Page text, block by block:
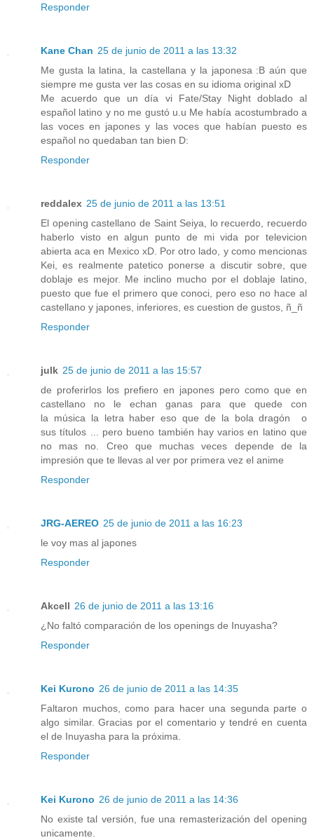
Responder
Kane Chan 25 de junio de 2011 a las 13:32
Me gusta la latina, la castellana y la japonesa :B aún que
siempre me gusta ver las cosas en su idioma original xD
Me acuerdo que un día vi Fate/Stay Night doblado al
español latino y no me gustó u.u Me había acostumbrado a
las voces en japones y las voces que habían puesto es
español no quedaban tan bien D:
Responder
reddalex 25 de junio de 2011 a las 13:51
El opening castellano de Saint Seiya, lo recuerdo, recuerdo
haberlo visto en algun punto de mi vida por televicion
abierta aca en Mexico xD. Por otro lado, y como mencionas
Kei, es realmente patetico ponerse a discutir sobre, que
doblaje es mejor. Me inclino mucho por el doblaje latino,
puesto que fue el primero que conoci, pero eso no hace al
castellano y japones, inferiores, es cuestion de gustos, ñ_ñ
Responder
julk 25 de junio de 2011 a las 15:57
de proferirlos los prefiero en japones pero como que en
castellano no le echan ganas para que quede con
la música la letra haber eso que de la bola dragón o
sus títulos ... pero bueno también hay varios en latino que
no mas no. Creo que muchas veces depende de la
impresión que te llevas al ver por primera vez el anime
Responder
JRG-AEREO 25 de junio de 2011 a las 16:23
le voy mas al japones
Responder
Akcell 26 de junio de 2011 a las 13:16
¿No faltó comparación de los openings de Inuyasha?
Responder
Kei Kurono 26 de junio de 2011 a las 14:35
Faltaron muchos, como para hacer una segunda parte o
algo similar. Gracias por el comentario y tendré en cuenta
el de Inuyasha para la próxima.
Responder
Kei Kurono 26 de junio de 2011 a las 14:36
No existe tal versión, fue una remasterización del opening
unicamente.